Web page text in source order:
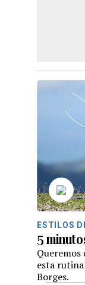
ESTILOS
5
esta
Borges.